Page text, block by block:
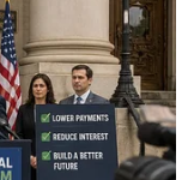
500.000
Quốc tế (IEA)
nhu cầu dầu